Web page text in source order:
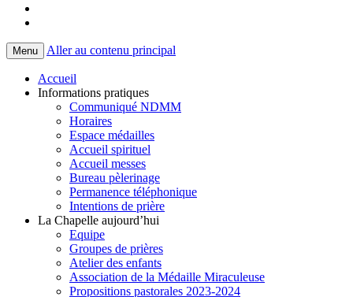
Menu Aller au contenu principal
Accueil
Informations pratiques
Communiqué NDMM
Horaires
Espace médailles
Accueil spirituel
Accueil messes
Bureau pèlerinage
Permanence téléphonique
Intentions de prière
La Chapelle aujourd’hui
Equipe
Groupes de prières
Atelier des enfants
Association de la Médaille Miraculeuse
Propositions pastorales 2023-2024